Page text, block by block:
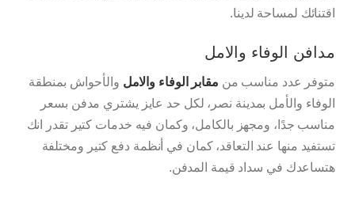
اقتنائك لمساحة لدينا.
مدافن الوفاء والامل
متوفر عدد مناسب من مقابر الوفاء والامل والأحواش بمنطقة
الوفاء والأمل بمدينة نصر، لكل حد عايز يشتري مدفن بسعر
مناسب جدًا، ومجهز بالكامل، وكمان فيه خدمات كتير تقدر انك
تستفيد منها عند التعاقد، كمان في أنظمة دفع كتير ومختلفة
هتساعدك في سداد قيمة المدفن.